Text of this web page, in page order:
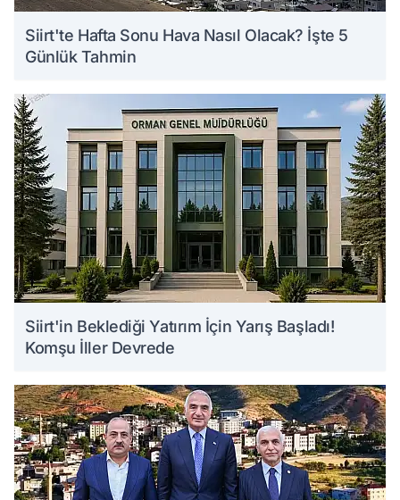
Siirt'te Hafta Sonu Hava Nasıl Olacak? İşte 5
Günlük Tahmin
Siirt'in Beklediği Yatırım İçin Yarış Başladı!
Komşu İller Devrede